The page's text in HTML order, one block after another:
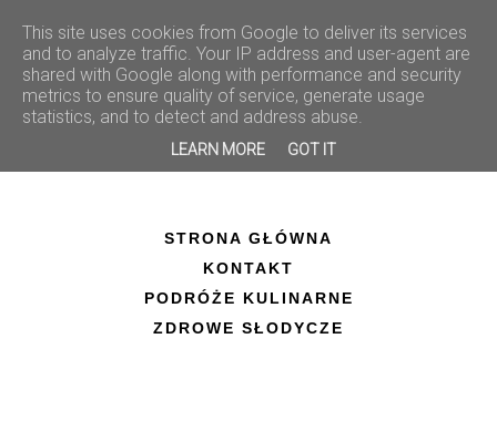
STRONA GŁÓWNA
KONTAKT
PODRÓŻE KULINARNE
ZDROWE SŁODYCZE
This site uses cookies from Google to deliver its services
and to analyze traffic. Your IP address and user-agent are
shared with Google along with performance and security
metrics to ensure quality of service, generate usage
statistics, and to detect and address abuse.
LEARN MORE GOT IT